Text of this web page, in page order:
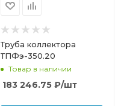
Труба коллектора
ТПФэ-350.20
Товар в наличии
183 246.75₽/шт